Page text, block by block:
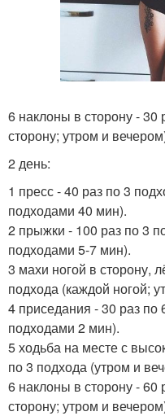
6 наклоны в сторону -
сторону; утром и
2 день:
1 пресс - 40 раз по 3
подходами 40 мин).
2 прыжки - 100 раз по 3
подходами 5-7 мин).
3 махи ногой в сторону,
подхода (каждой ногой;
4 приседания - 30 раз
подходами 2 мин).
5 ходьба на месте с
по 3 подхода (утром и
6 наклоны в сторону -
сторону; утром и